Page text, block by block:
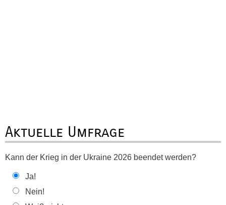
Aktuelle Umfrage
Kann der Krieg in der Ukraine 2026 beendet werden?
Ja!
Nein!